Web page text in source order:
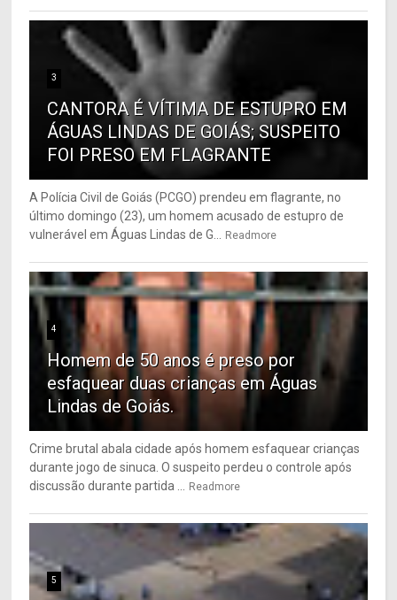
3
CANTORA É VÍTIMA DE ESTUPRO EM
ÁGUAS LINDAS DE GOIÁS; SUSPEITO
FOI PRESO EM FLAGRANTE
A Polícia Civil de Goiás (PCGO) prendeu em flagrante, no
último domingo (23), um homem acusado de estupro de
vulnerável em Águas Lindas de G... Readmore
4
Homem de 50 anos é preso por
esfaquear duas crianças em Águas
Lindas de Goiás.
Crime brutal abala cidade após homem esfaquear crianças
durante jogo de sinuca. O suspeito perdeu o controle após
discussão durante partida ... Readmore
5